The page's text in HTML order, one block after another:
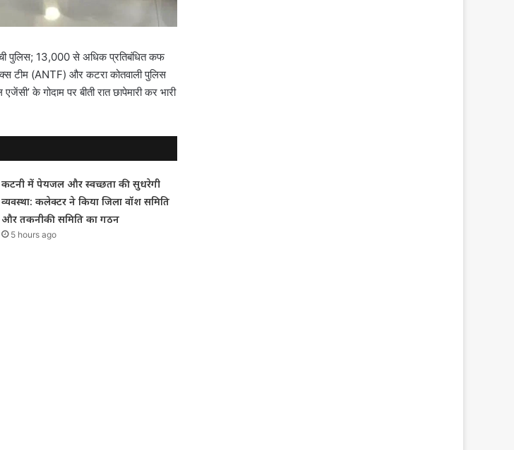
पुलिस; 13,000 से अधिक प्रतिबंधित कफ
टीम (ANTF) और कटरा कोतवाली पुलिस
के गोदाम पर बीती रात छापेमारी कर भारी
कटनी में पेयजल और स्वच्छता की सुधरेगी
व्यवस्था: कलेक्टर ने किया जिला वॉश समिति
और तकनीकी समिति का गठन
5 hours ago